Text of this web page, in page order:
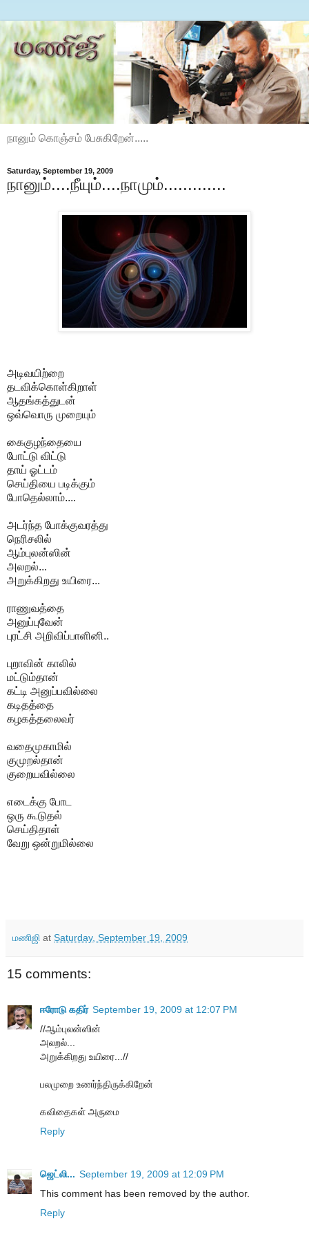
நானும் கொஞ்சம் பேசுகிறேன்.....
Saturday, September 19, 2009
நானும்....நீயும்....நாமும்.............
அடிவயிற்றை
தடவிக்கொள்கிறாள்
ஆதங்கத்துடன்
ஒவ்வொரு முறையும்
கைகுழந்தையை
போட்டு விட்டு
தாய் ஓட்டம்
செய்தியை படிக்கும்
போதெல்லாம்....
அடர்ந்த போக்குவரத்து
நெரிசலில்
ஆம்புலன்ஸின்
அலறல்...
அறுக்கிறது உயிரை...
ராணுவத்தை
அனுப்புவேன்
புரட்சி அறிவிப்பாளினி..
புறாவின் காலில்
மட்டும்தான்
கட்டி அனுப்பவில்லை
கடிதத்தை
கழகத்தலைவர்
வதைமுகாமில்
குமுறல்தான்
குறையவில்லை
எடைக்கு போட
ஒரு கூடுதல்
செய்திதாள்
வேறு ஒன்றுமில்லை
மணிஜி at Saturday, September 19, 2009
15 comments:
ஈரோடு கதிர் September 19, 2009 at 12:07 PM
//ஆம்புலன்ஸின்
அலறல்...
அறுக்கிறது உயிரை...//
பலமுறை உணர்ந்திருக்கிறேன்
கவிதைகள் அருமை
Reply
ஜெட்லி... September 19, 2009 at 12:09 PM
This comment has been removed by the author.
Reply